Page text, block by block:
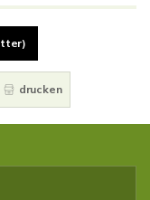
drucken